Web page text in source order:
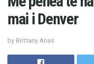
mai i Denver
by Brittany Anas